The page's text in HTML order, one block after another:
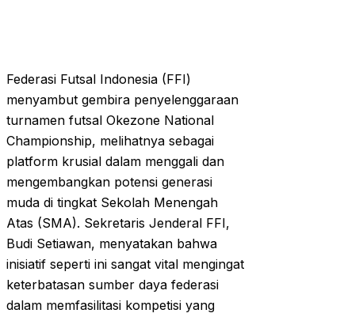
Federasi Futsal Indonesia (FFI)
menyambut gembira penyelenggaraan
turnamen futsal Okezone National
Championship, melihatnya sebagai
platform krusial dalam menggali dan
mengembangkan potensi generasi
muda di tingkat Sekolah Menengah
Atas (SMA). Sekretaris Jenderal FFI,
Budi Setiawan, menyatakan bahwa
inisiatif seperti ini sangat vital mengingat
keterbatasan sumber daya federasi
dalam memfasilitasi kompetisi yang